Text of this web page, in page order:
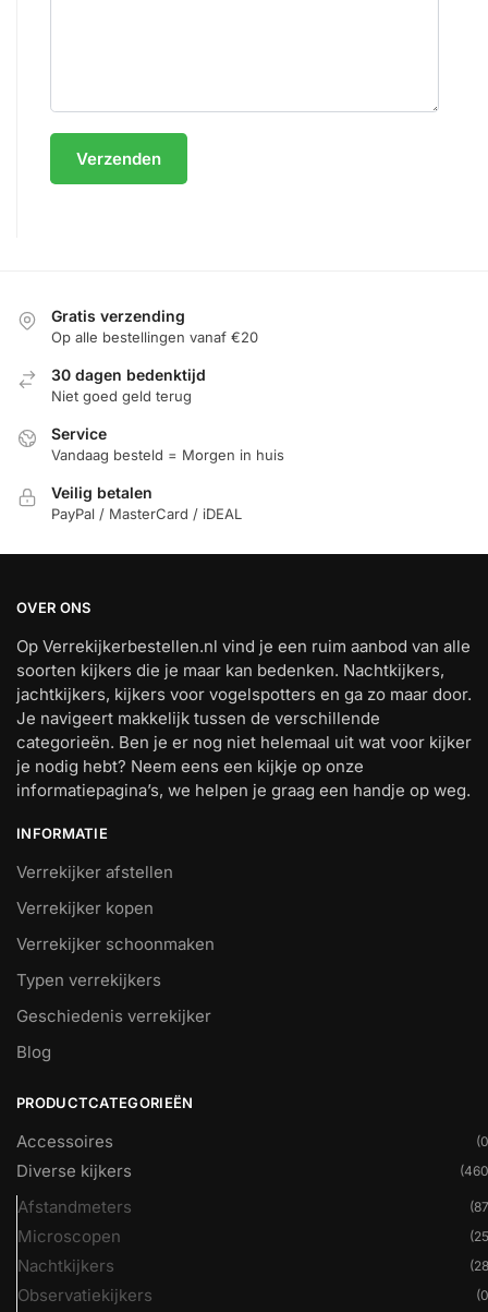
Gratis verzending
Op alle bestellingen vanaf €20
30 dagen bedenktijd
Niet goed geld terug
Service
Vandaag besteld = Morgen in huis
Veilig betalen
PayPal / MasterCard / iDEAL
OVER ONS
Op Verrekijkerbestellen.nl vind je een ruim aanbod van alle
soorten kijkers die je maar kan bedenken. Nachtkijkers,
jachtkijkers, kijkers voor vogelspotters en ga zo maar door.
Je navigeert makkelijk tussen de verschillende
categorieën. Ben je er nog niet helemaal uit wat voor kijker
je nodig hebt? Neem eens een kijkje op onze
informatiepagina’s, we helpen je graag een handje op weg.
INFORMATIE
Verrekijker afstellen
Verrekijker kopen
Verrekijker schoonmaken
Typen verrekijkers
Geschiedenis verrekijker
Blog
PRODUCTCATEGORIEËN
Accessoires
Diverse kijkers
Afstandmeters
Microscopen
Nachtkijkers
Observatiekijkers